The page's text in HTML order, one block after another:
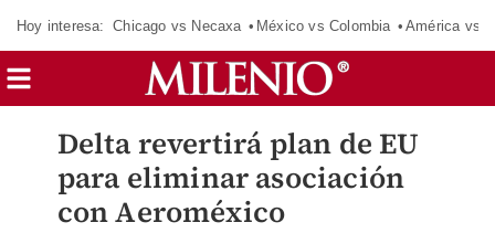
Hoy interesa: Chicago vs Necaxa México vs Colombia América vs
Delta revertirá plan de EU
para eliminar asociación
con Aeroméxico